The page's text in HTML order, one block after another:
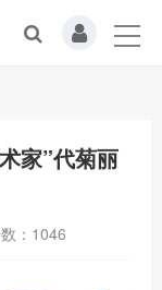
家”代菊丽
： 1046